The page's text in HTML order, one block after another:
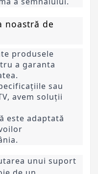
noastră de
produsele
a garanta
sau
avem soluții
este adaptată
unui suport